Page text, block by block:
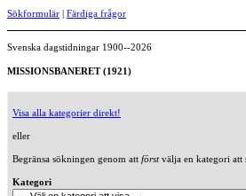
Sökformulär | Färdiga frågor
Svenska dagstidningar 1900--2026
MISSIONSBANERET (1921)
Visa alla kategorier direkt!
eller
Begränsa sökningen genom att förstvälja en kategori att
Kategori